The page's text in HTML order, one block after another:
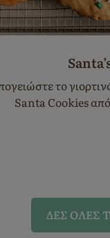
το
Santa Cookies
ΔΈΣ ΌΛΕΣ